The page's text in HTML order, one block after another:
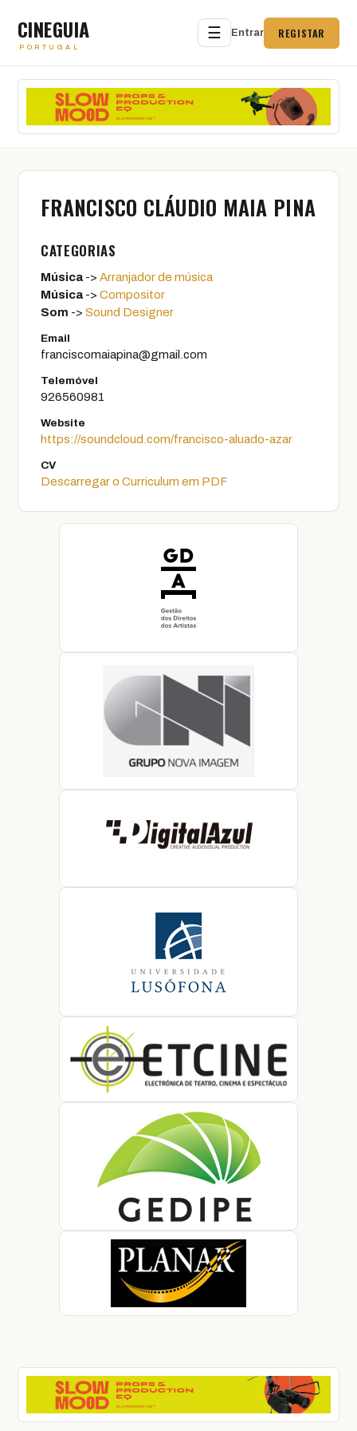
CINEGUIA
PORTUGAL
☰ Entrar REGISTAR
FRANCISCO CLÁUDIO MAIA PINA
CATEGORIAS
Música -> Arranjador de música
Música -> Compositor
Som -> Sound Designer
Email
franciscomaiapina@gmail.com
Telemóvel
926560981
Website
https://soundcloud.com/francisco-aluado-azar
CV
Descarregar o Curriculum em PDF